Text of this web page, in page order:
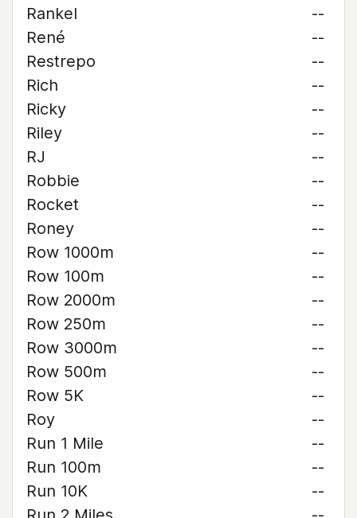
Rankel
--
René
--
Restrepo
--
Rich
--
Ricky
--
Riley
--
RJ
--
Robbie
--
Rocket
--
Roney
--
Row 1000m
--
Row 100m
--
Row 2000m
--
Row 250m
--
Row 3000m
--
Row 500m
--
Row 5K
--
Roy
--
Run 1 Mile
--
Run 100m
--
Run 10K
--